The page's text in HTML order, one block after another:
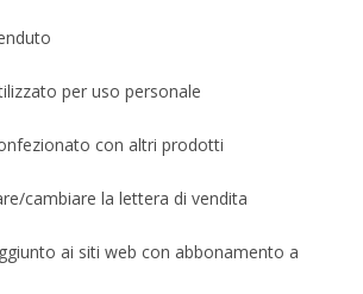
per uso personale
con altri prodotti
cambiare la lettera di vendita
ai siti web con abbonamento a